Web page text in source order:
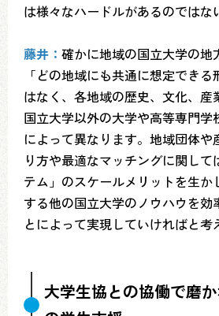
は様々なハードルがあるのではな
藤井： 確かに地域の国立大学の地
「どの地域にも共通に想定でき
はなく、各地域の歴史、文化、産
国立大学以外の大学や高等専門学
によって異なります。地域団体や
り方や最適なマッチングに関し
テム」のスケールメリットを生か
する他の国立大学のノウハウを効
とによって実現していければと考
大学生協との協働で磨